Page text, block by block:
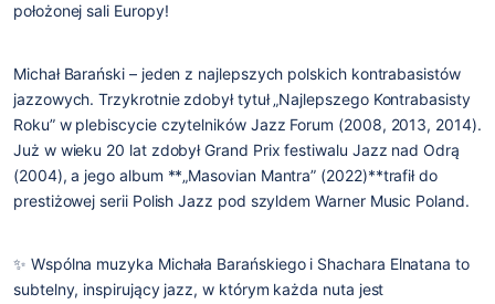
położonej sali Europy!
Michał Barański – jeden z najlepszych polskich kontrabasistów
jazzowych. Trzykrotnie zdobył tytuł „Najlepszego Kontrabasisty
Roku” w plebiscycie czytelników Jazz Forum (2008, 2013, 2014).
Już w wieku 20 lat zdobył Grand Prix festiwalu Jazz nad Odrą
(2004), a jego album **„Masovian Mantra” (2022)**trafił do
prestiżowej serii Polish Jazz pod szyldem Warner Music Poland.
✨ Wspólna muzyka Michała Barańskiego i Shachara Elnatana
to
subtelny, inspirujący jazz, w którym każda nuta jest